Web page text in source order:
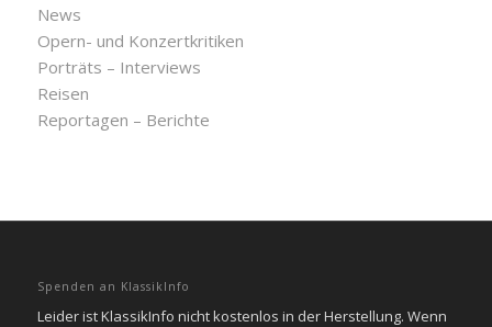
News
Opern- und Konzertkritiken
Porträts – Interviews
Reisen
Reportagen – Berichte
Spenden an KlassikInfo
Leider ist KlassikInfo nicht kostenlos in der Herstellung. Wenn